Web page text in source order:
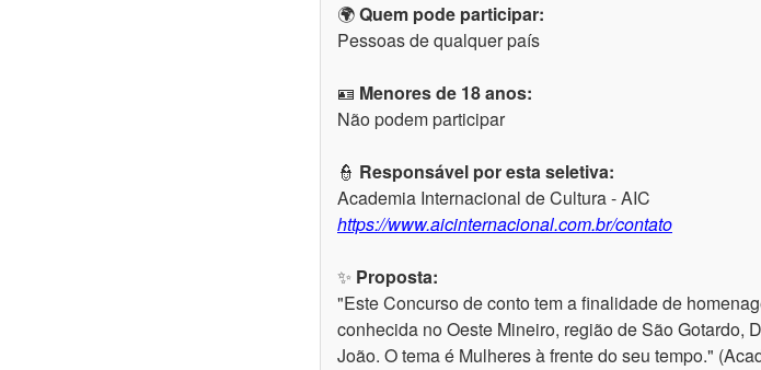
🌍Quem pode participar:
Pessoas de qualquer país
🪪 Menores de 18 anos:
Não podem participar
👮 Responsável por esta seletiva:
Academia Internacional de Cultura - AIC
https://www.aicinternacional.com.br/contato
✨ Proposta:
"Este Concurso de conto tem a finalidade de
conhecida no Oeste Mineiro, região de São Gotardo,
João. O tema é Mulheres à frente do seu tempo."